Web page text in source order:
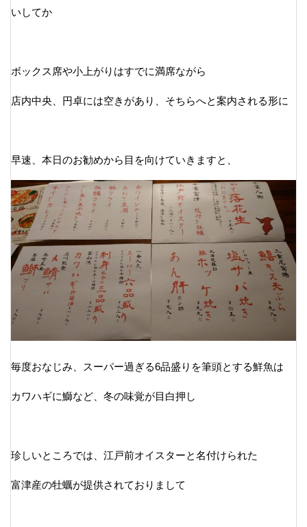
いしてか
ボックス席や小上がりはすでに満席ながら
店内中央、円卓には空きがあり、そちらへと案内される形に
早速、本日のお勧めから目を向けていきますと、
毎度おなじみ、スーパー過ぎる6品盛りを筆頭とする鮮魚は
カワハギに鰤など、冬の味覚が目白押し
珍しいところでは、江戸前オイスターと名付けられた
富津産の牡蠣が提供されておりまして